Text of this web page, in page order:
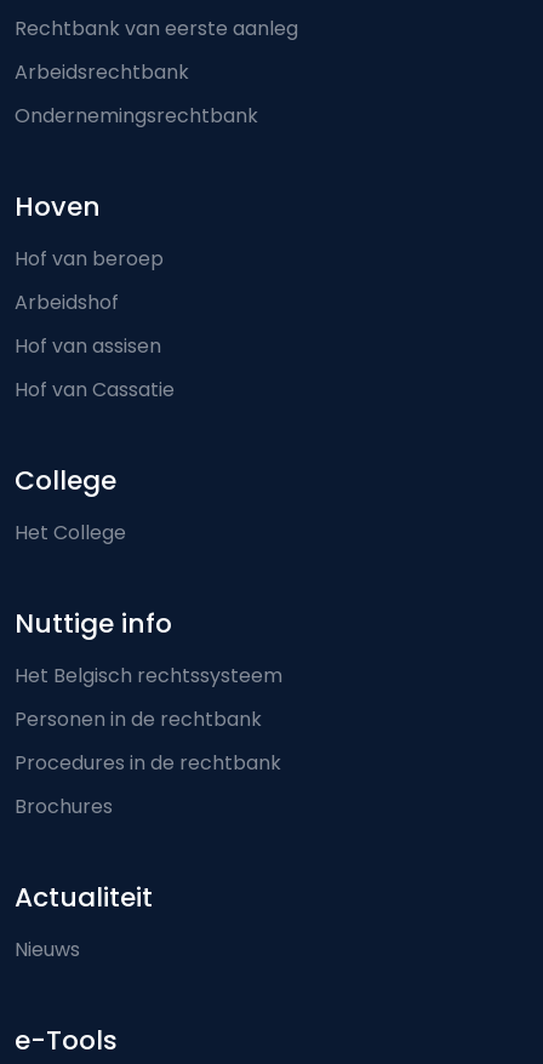
Rechtbank van eerste aanleg
Arbeidsrechtbank
Ondernemingsrechtbank
Hoven
Hof van beroep
Arbeidshof
Hof van assisen
Hof van Cassatie
College
Het College
Nuttige info
Het Belgisch rechtssysteem
Personen in de rechtbank
Procedures in de rechtbank
Brochures
Actualiteit
Nieuws
e-Tools